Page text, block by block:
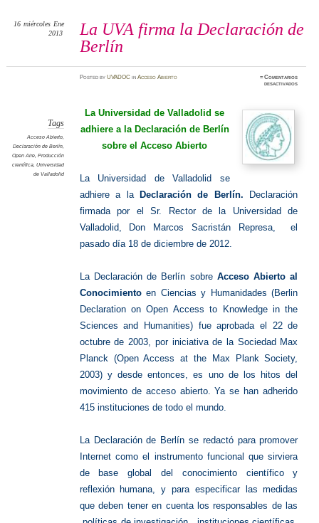
La UVA firma la Declaración de
Berlín
16 miércoles Ene
2013
PostedbyUVADOC inAcceso Abierto ≈Comentarios
desactivadosen
Tags
Acceso Abierto,
Declaración de Berlín,
Open Aire, Producción
científica, Universidad
de Valladolid
La Universidad de Valladolid se
adhiere a la Declaración de Berlín
sobre el Acceso Abierto
La Universidad de Valladolid se
adhiere a la Declaración de Berlín. Declaración
firmada por el Sr. Rector de la Universidad de
Valladolid, Don Marcos Sacristán Represa, el
pasado día 18 de diciembre de 2012.
La Declaración de Berlín sobre Acceso Abierto al
Conocimientoen Ciencias y Humanidades (Berlin
Declaration on Open Access to Knowledge in the
Sciences and Humanities) fue aprobada el 22 de
octubre de 2003, por iniciativa de la Sociedad Max
Planck (Open Access at the Max Plank Society,
2003) y desde entonces, es uno de los hitos del
movimiento de acceso abierto. Ya se han adherido
415 instituciones de todo el mundo.
La Declaración de Berlín se redactó para promover
Internet como el instrumento funcional que sirviera
de base global del conocimiento científico y
reflexión humana, y para especificar las medidas
que deben tener en cuenta los responsables de las